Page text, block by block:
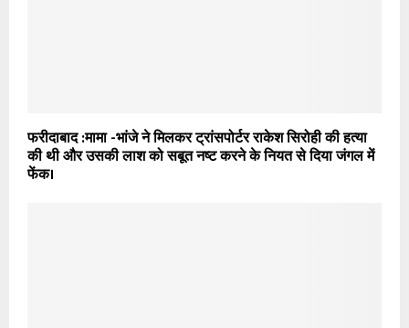
फरीदाबाद :मामा -भांजे ने मिलकर ट्रांसपोर्टर राकेश सिरोही की हत्या
की थी और उसकी लाश को सबूत नष्ट करने के नियत से दिया जंगल में
फेंक।